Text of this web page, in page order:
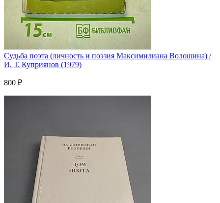
Судьба поэта (личность и поэзия Максимилиана Волошина) /
И. Т. Куприянов (1979)
800 ₽